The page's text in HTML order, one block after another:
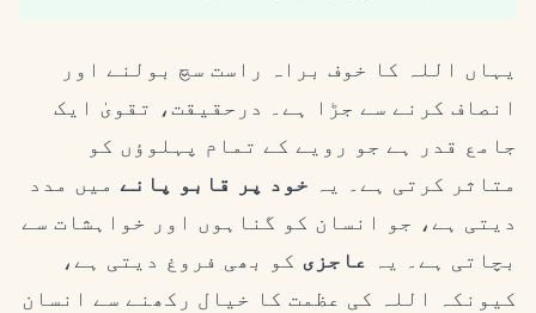
یہاں اللہ کا خوف براہ راست سچ بولنے اور
انصاف کرنے سے جڑا ہے۔ درحقیقت، تقویٰ ایک
جامع قدر ہے جو رویے کے تمام پہلوؤں کو
متاثر کرتی ہے۔ یہ خود پر قابو پانے میں مدد
دیتی ہے، جو انسان کو گناہوں اور خواہشات سے
بچاتی ہے۔ یہ عاجزی کو بھی فروغ دیتی ہے،
کیونکہ اللہ کی عظمت کا خیال رکھنے سے انسان